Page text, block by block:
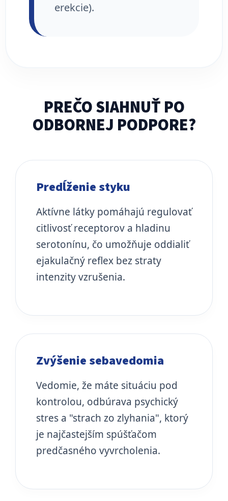
erekcie).
PREČO SIAHNUŤ PO
ODBORNEJ PODPORE?
Predĺženie styku
Aktívne látky pomáhajú regulovať
citlivosť receptorov a hladinu
serotonínu, čo umožňuje oddialiť
ejakulačný reflex bez straty
intenzity vzrušenia.
Zvýšenie sebavedomia
Vedomie, že máte situáciu pod
kontrolou, odbúrava psychický
stres a "strach zo zlyhania", ktorý
je najčastejším spúšťačom
predčasného vyvrcholenia.